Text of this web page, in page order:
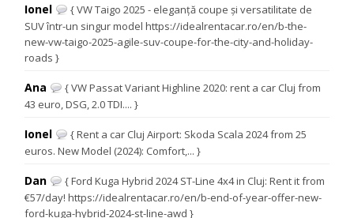
Ionel
{ VW Taigo 2025 - eleganță coupe și versatilitate de
SUV într-un singur model https://idealrentacar.ro/en/b-the-
new-vw-taigo-2025-agile-suv-coupe-for-the-city-and-holiday-
roads }
Ana
{ VW Passat Variant Highline 2020: rent a car Cluj from
43 euro, DSG, 2.0 TDI.... }
Ionel
{ Rent a car Cluj Airport: Skoda Scala 2024 from 25
euros. New Model (2024): Comfort,... }
Dan
{ Ford Kuga Hybrid 2024 ST-Line 4x4 in Cluj: Rent it from
€57/day! https://idealrentacar.ro/en/b-end-of-year-offer-new-
ford-kuga-hybrid-2024-st-line-awd }